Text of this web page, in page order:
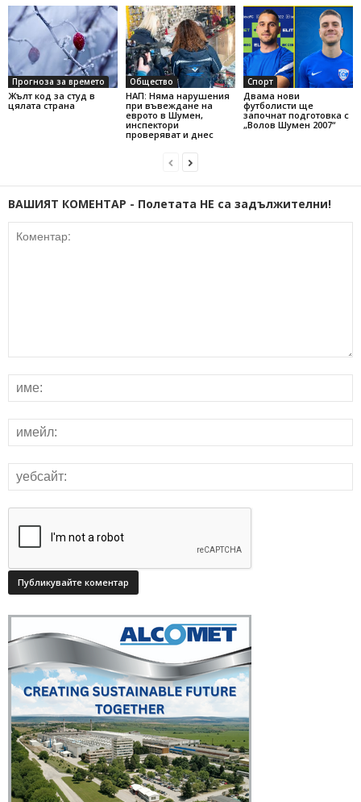
Прогноза за времето
Жълт код за студ в
цялата страна
Общество
НАП: Няма нарушения
при въвеждане на
еврото в Шумен,
инспектори
проверяват и днес
Спорт
Двама нови
футболисти ще
започнат подготовка с
„Волов Шумен 2007“
ВАШИЯТ КОМЕНТАР - Полетата НЕ са задължителни!